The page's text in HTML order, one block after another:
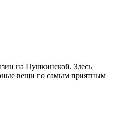
на Пушкинской. Здесь
вещи по самым приятным